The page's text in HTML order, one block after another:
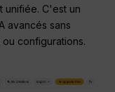
unifiée. C'est un
avancés sans
configurations.